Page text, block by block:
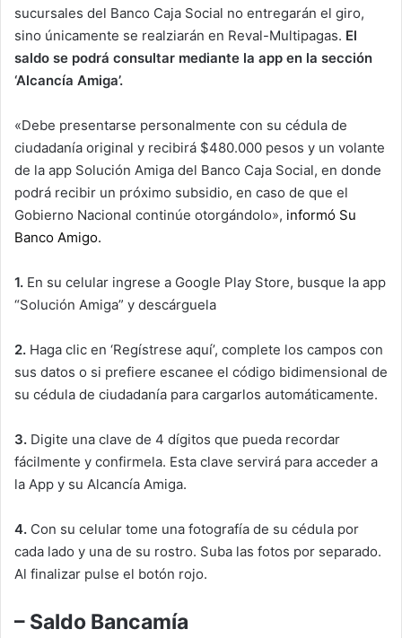
sucursales del Banco Caja Social no entregarán el giro,
sino únicamente se realziarán en Reval-Multipagas. El
saldo se podrá consultar mediante la app en la sección
‘Alcancía Amiga’.
«Debe presentarse personalmente con su cédula de
ciudadanía original y recibirá $480.000 pesos y un volante
de la app Solución Amiga del Banco Caja Social, en donde
podrá recibir un próximo subsidio, en caso de que el
Gobierno Nacional continúe otorgándolo», informó Su
Banco Amigo.
1. En su celular ingrese a Google Play Store, busque la app
“Solución Amiga” y descárguela
2. Haga clic en ‘Regístrese aquí’, complete los campos con
sus datos o si prefiere escanee el código bidimensional de
su cédula de ciudadanía para cargarlos automáticamente.
3. Digite una clave de 4 dígitos que pueda recordar
fácilmente y confirmela. Esta clave servirá para acceder a
la App y su Alcancía Amiga.
4. Con su celular tome una fotografía de su cédula por
cada lado y una de su rostro. Suba las fotos por separado.
Al finalizar pulse el botón rojo.
– Saldo Bancamía